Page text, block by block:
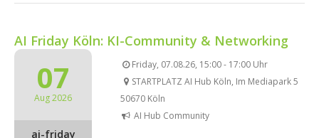
AI Friday Köln: KI-Community & Networking
07
Aug 2026
ai-friday
Friday, 07.08.26, 15:00 - 17:00 Uhr
STARTPLATZ AI Hub Köln, Im Mediapark 5
50670 Köln
AI Hub Community